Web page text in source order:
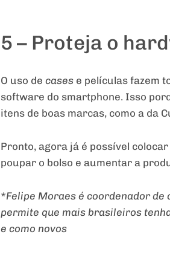
5 – Proteja o
O uso de cases e películas fazem
software do smartphone. Isso
itens de boas marcas, como a da
Pronto, agora já é possível
poupar o bolso e aumentar a
*Felipe Moraes é coordenador de
permite que mais brasileiros
e como novos